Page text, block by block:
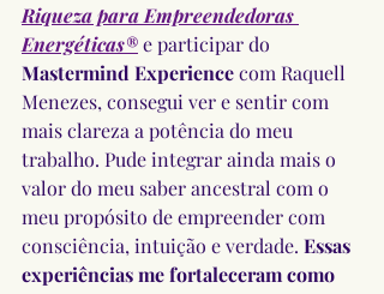
Riqueza para Empreendedoras
Energéticas®e participar do
Mastermind Experience com Raquell
Menezes, consegui ver e sentir com
mais clareza a potência do meu
trabalho. Pude integrar ainda mais o
valor do meu saber ancestral com o
meu propósito de empreender com
consciência, intuição e verdade. Essas
experiências me fortaleceram como